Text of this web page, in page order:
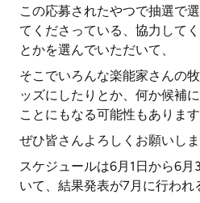
この応募されたやつで抽選で
てくださっている、協力して
とかを選んでいただいて、
そこでいろんな楽能家さんの
ッズにしたりとか、何か候補
ことにもなる可能性もあります
ぜひ皆さんよろしくお願いしま
スケジュールは6月1日から6
いて、結果発表が7月に行われ